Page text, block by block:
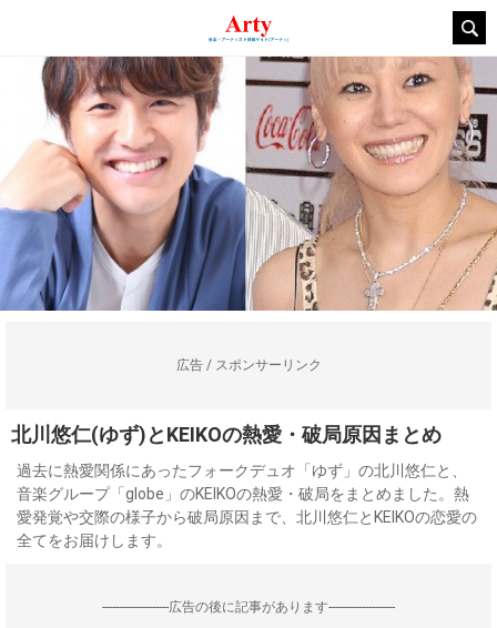
広告 / スポンサーリンク
北川悠仁(ゆず)とKEIKOの熱愛・破局原因まとめ
過去に熱愛関係にあったフォークデュオ「ゆず」の北川悠仁と、
音楽グループ「globe」のKEIKOの熱愛・破局をまとめました。熱
愛発覚や交際の様子から破局原因まで、北川悠仁とKEIKOの恋愛の
全てをお届けします。
--------------------広告の後に記事があります--------------------